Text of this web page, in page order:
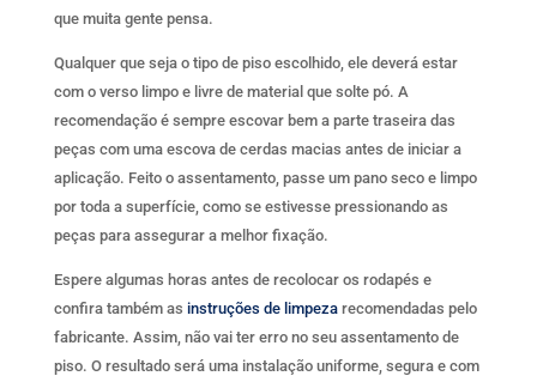
que muita gente pensa.
Qualquer que seja o tipo de piso escolhido, ele deverá estar
com o verso limpo e livre de material que solte pó. A
recomendação é sempre escovar bem a parte traseira das
peças com uma escova de cerdas macias antes de iniciar a
aplicação. Feito o assentamento, passe um pano seco e limpo
por toda a superfície, como se estivesse pressionando as
peças para assegurar a melhor fixação.
Espere algumas horas antes de recolocar os rodapés e
confira também as instruções de limpezarecomendadas pelo
fabricante. Assim, não vai ter erro no seu assentamento de
piso. O resultado será uma instalação uniforme, segura e com